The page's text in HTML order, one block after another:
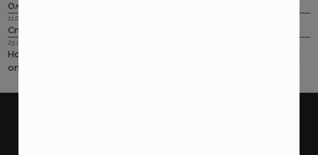
Олимпик са вече без лиценз
11.05.2018 г.
Спираме Олимпик
25.01.2018 г.
Нова вълна на чувствително поскъпване на ГО-то тръгва
от следващата седмица